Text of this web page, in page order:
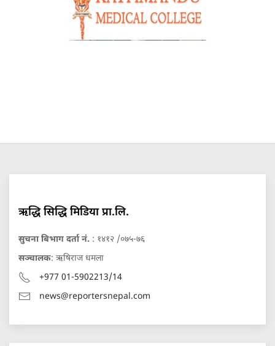
ऋद्धि सिद्धि मिडिया प्रा.लि.
सुचना बिभाग दर्ता नं. : १४१२ /०७५-७६
सञ्चालक: ऋषिराज धमला
+977 01-5902213/14
news@reportersnepal.com